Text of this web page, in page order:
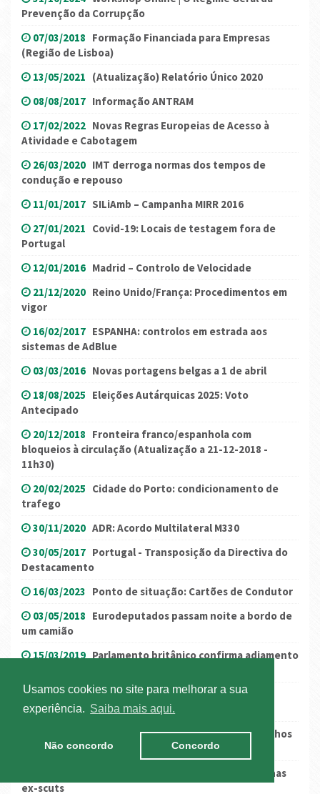
Usamos cookies no site para melhorar a sua
experiência.
Saiba mais aqui.
Não concordo Concordo
Prevenção da Corrupção
07/03/2018 Formação Financiada para Empresas
(Região de Lisboa)
13/05/2021 (Atualização) Relatório Único 2020
08/08/2017 Informação ANTRAM
17/02/2022 Novas Regras Europeias de Acesso à
Atividade e Cabotagem
26/03/2020 IMT derroga normas dos tempos de
condução e repouso
11/01/2017 SILiAmb – Campanha MIRR 2016
27/01/2021 Covid-19: Locais de testagem fora de
Portugal
12/01/2016 Madrid – Controlo de Velocidade
21/12/2020 Reino Unido/França: Procedimentos em
vigor
16/02/2017 ESPANHA: controlos em estrada aos
sistemas de AdBlue
03/03/2016 Novas portagens belgas a 1 de abril
18/08/2025 Eleições Autárquicas 2025: Voto
Antecipado
20/12/2018 Fronteira franco/espanhola com
bloqueios à circulação (Atualização a 21-12-2018 -
11h30)
20/02/2025 Cidade do Porto: condicionamento de
trafego
30/11/2020 ADR: Acordo Multilateral M330
30/05/2017 Portugal - Transposição da Directiva do
Destacamento
16/03/2023 Ponto de situação: Cartões de Condutor
03/05/2018 Eurodeputados passam noite a bordo de
um camião
15/03/2019 Parlamento britânico confirma adiamento
13/07/2023 Espanha: prorrogação dos apoios à
aquisição do combustível
Limitação de circulação entre concelhos
(declaração)
Novo regime modular de descontos nas
ex-scuts